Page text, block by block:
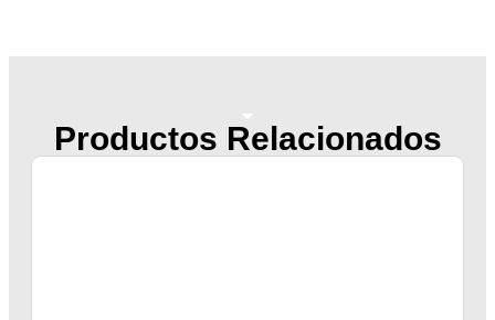
Productos Relacionados